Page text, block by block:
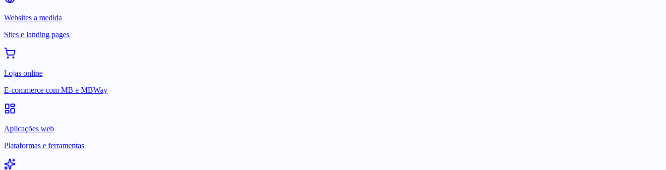
Websites a medida
Sites e landing pages
Lojas online
E-commerce com MB e MBWay
Aplicações web
Plataformas e ferramentas